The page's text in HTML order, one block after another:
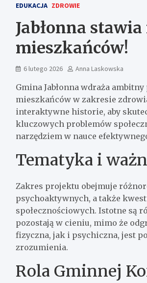
EDUKACJA ZDROWIE
Jabłonna
mieszkańców!
6 lutego 2026 Anna Laskowska
Gmina Jabłonna wdraża
mieszkańców w zakresie
interaktywne historie, aby
kluczowych problemów
narzędziem w nauce
Tematyka i
Zakres projektu obejmuje
psychoaktywnych, a także
społecznościowych. Istotne są
pozostają w cieniu, mimo że
fizyczna, jak i psychiczna, jest
zrozumienia.
Rola Gminnej